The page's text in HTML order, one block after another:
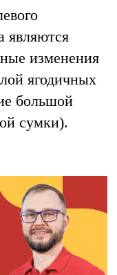
являются
изменения
ягодичных
большой
сумки).